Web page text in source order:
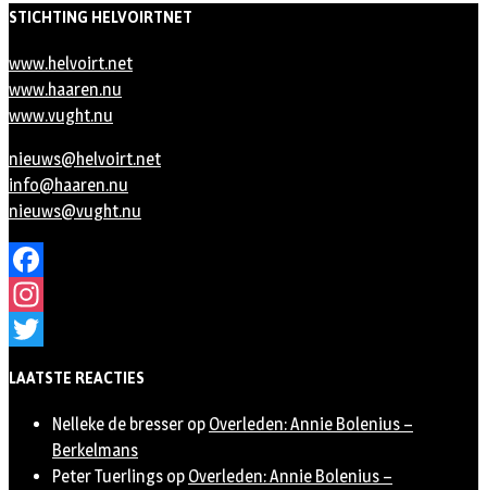
STICHTING HELVOIRTNET
www.helvoirt.net
www.haaren.nu
www.vught.nu
nieuws@helvoirt.net
info@haaren.nu
nieuws@vught.nu
Facebook
Instagram
LAATSTE REACTIES
Nelleke de bresser op Overleden: Annie Bolenius –
Berkelmans
Peter Tuerlings op Overleden: Annie Bolenius –